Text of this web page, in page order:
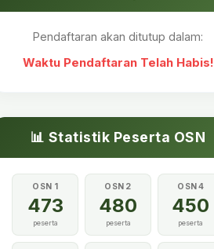
Pendaftaran akan ditutup dalam:
Waktu Pendaftaran Telah Habis!
📊 Statistik Peserta OSN
OSN 1
473
peserta
OSN 2
480
peserta
OSN 4
450
peserta